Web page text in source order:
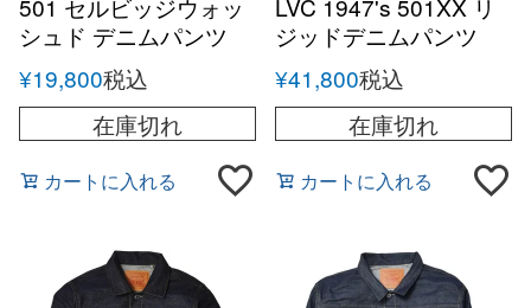
501 セルビッジウォッ
シュド デニムパンツ
¥19,800税込
在庫切れ
カートに入れる
LVC 1947's 501XX リ
ジッドデニムパンツ
¥41,800税込
在庫切れ
カートに入れる